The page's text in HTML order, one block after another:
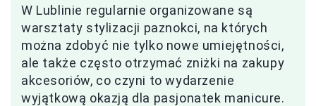
W Lublinie regularnie organizowane są
warsztaty stylizacji paznokci, na których
można zdobyć nie tylko nowe umiejętności,
ale także często otrzymać zniżki na zakupy
akcesoriów, co czyni to wydarzenie
wyjątkową okazją dla pasjonatek manicure.